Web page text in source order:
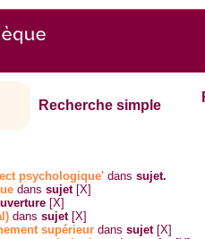
Recherche simple
psychologique' danssujet.
danssujet [X]
[X]
danssujet [X]
supérieur danssujet [X]